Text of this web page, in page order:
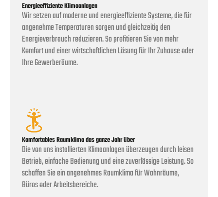
Energieeffiziente Klimaanlagen
Wir setzen auf moderne und energieeffiziente Systeme, die für
angenehme Temperaturen sorgen und gleichzeitig den
Energieverbrauch reduzieren. So profitieren Sie von mehr
Komfort und einer wirtschaftlichen Lösung für Ihr Zuhause oder
Ihre Gewerberäume.
Komfortables Raumklima das ganze Jahr über
Die von uns installierten Klimaanlagen überzeugen durch leisen
Betrieb, einfache Bedienung und eine zuverlässige Leistung. So
schaffen Sie ein angenehmes Raumklima für Wohnräume,
Büros oder Arbeitsbereiche.